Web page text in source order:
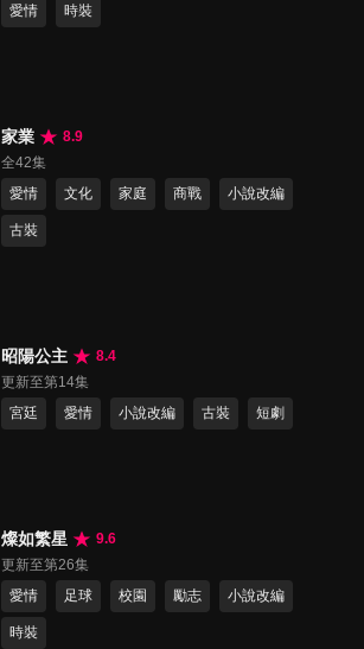
愛情
時裝
家業
8.9
全42集
愛情
文化 家庭 商戰 小說改編
古裝
昭陽公主
8.4
更新至第14集
宮廷
愛情 小說改編 古裝 短劇
燦如繁星
9.6
更新至第26集
愛情
足球 校園 勵志 小說改編
時裝